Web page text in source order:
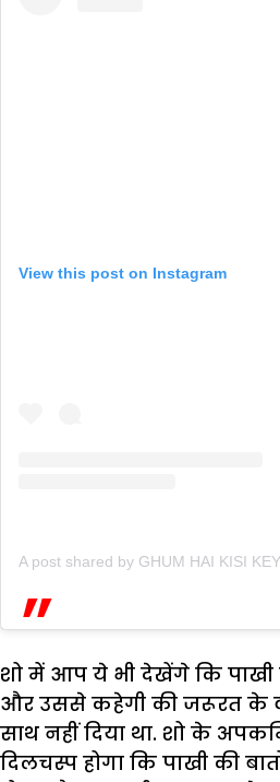
View this post on Instagram
A post shared by GHUM HAI KISI
शो में आप ये भी देखेंगे कि पाखी
और उससे कहेगी की जरूरत के
साथ नहीं दिया था. शो के
दिलचस्प होगा कि पाखी की